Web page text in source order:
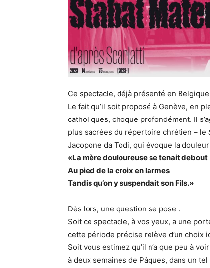
Ce spectacle, déjà présenté en
Le fait qu’il soit proposé à Genève, en
catholiques, choque profondément. Il
plus sacrées du répertoire chrétien – le
Jacopone da Todi, qui évoque la
«La mère douloureuse se tenait debout
Au pied de la croix en larmes
Tandis qu’on y suspendait son Fils.»
Dès lors, une question se pose :
Soit ce spectacle, à vos yeux, a une
cette période précise relève d’un choix
Soit vous estimez qu’il n’a que peu à
à deux semaines de Pâques, dans un